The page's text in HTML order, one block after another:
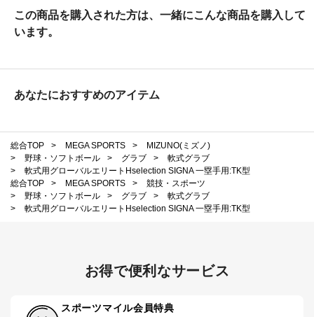
この商品を購入された方は、一緒にこんな商品を購入して
います。
あなたにおすすめのアイテム
総合TOP > MEGA SPORTS >
MIZUNO(ミズノ)
>
野球・ソフトボール > グラブ >
軟式グラブ
>
軟式用グローバルエリートHselection SIGNA 一塁手用:TK型
総合TOP
> MEGA SPORTS >
競技・スポーツ
>
野球・ソフトボール > グラブ >
軟式グラブ
>
軟式用グローバルエリートHselection SIGNA 一塁手用:TK型
お得で便利なサービス
スポーツマイル会員特典